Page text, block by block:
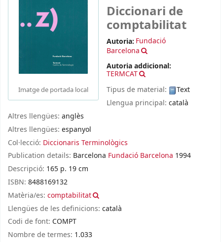
Imatge de portada local
Diccionari de
comptabilitat
Autoria: Fundació
Barcelona
Autoria addicional:
TERMCAT
Tipus de material:
Text
Llengua principal: català
Altres llengües: anglès
Altres llengües: espanyol
Col·lecció: Diccionaris Terminològics
Publication details: Barcelona Fundació Barcelona 1994
Descripció: 165 p. 19 cm
ISBN: 8488169132
Matèria/es: comptabilitat
Llengües de les definicions: català
Codi de font: COMPT
Nombre de termes: 1.033